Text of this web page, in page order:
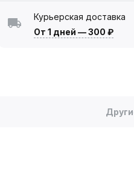
Курьерская доставка
От 1 дней —300 ₽